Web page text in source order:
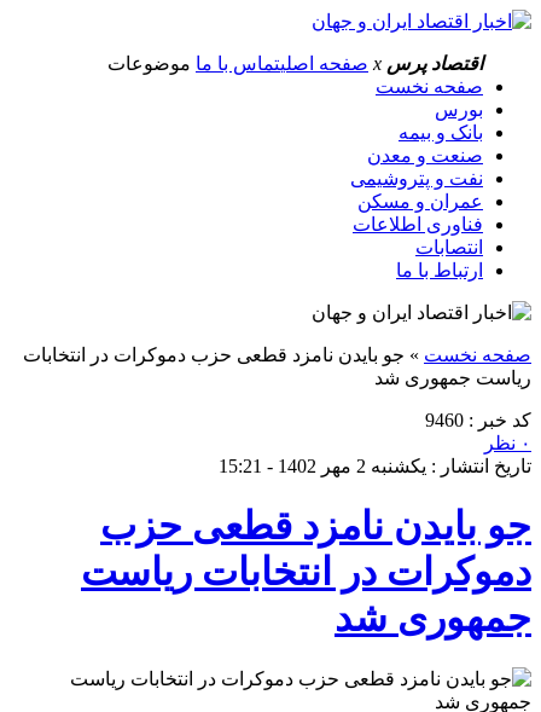
اقتصاد پرس x صفحه اصلیتماس با ما موضوعات
صفحه نخست
بورس
بانک و بیمه
صنعت و معدن
نفت و پتروشیمی
عمران و مسکن
فناوری اطلاعات
انتصابات
ارتباط با ما
صفحه نخست » جو بایدن نامزد قطعی حزب دموکرات در انتخابات
ریاست جمهوری شد
کد خبر : 9460
۰ نظر
تاریخ انتشار : یکشنبه 2 مهر 1402 - 15:21
جو بایدن نامزد قطعی حزب
دموکرات در انتخابات ریاست
جمهوری شد